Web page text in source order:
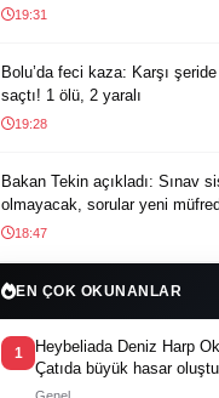
19:31
Bolu’da feci kaza: Karşı
saçtı! 1 ölü, 2 yaralı
19:28
Bakan Tekin açıkladı: Sınav
olmayacak, sorular yeni
18:47
EN ÇOK OKUNANLAR
1
Heybeliada Deniz Harp
Çatıda büyük hasar oluştu